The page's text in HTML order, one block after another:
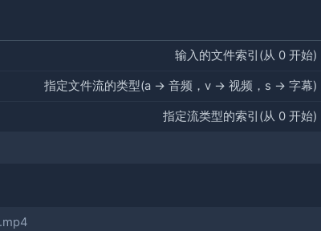
输入的文件索引(从 0 开始)
指定文件流的类型(a -> 音频，v -> 视频，s -> 字幕)
指定流类型的索引(从 0 开始)